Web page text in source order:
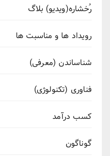
رُخشاره(ویدیو) بلاگ
رویداد ها و مناسبت ها
شناساندن (معرفی)
فناوری (تکنولوژی)
کسب درآمد
گوناگون